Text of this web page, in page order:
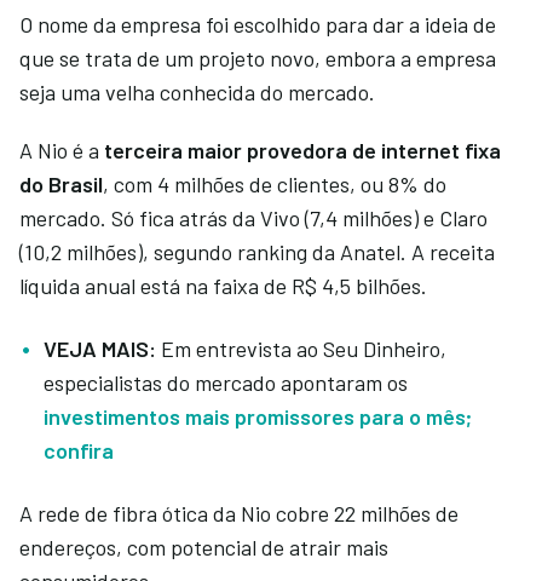
O nome da empresa foi escolhido para dar a ideia de
que se trata de um projeto novo, embora a empresa
seja uma velha conhecida do mercado.
A Nio é a terceira maior provedora de internet fixa
do Brasil, com 4 milhões de clientes, ou 8% do
mercado. Só fica atrás da Vivo (7,4 milhões) e Claro
(10,2 milhões), segundo ranking da Anatel. A receita
líquida anual está na faixa de R$ 4,5 bilhões.
VEJA MAIS: Em entrevista ao Seu Dinheiro,
especialistas do mercado apontaram os
investimentos mais promissores para o mês;
confira
A rede de fibra ótica da Nio cobre 22 milhões de
endereços, com potencial de atrair mais